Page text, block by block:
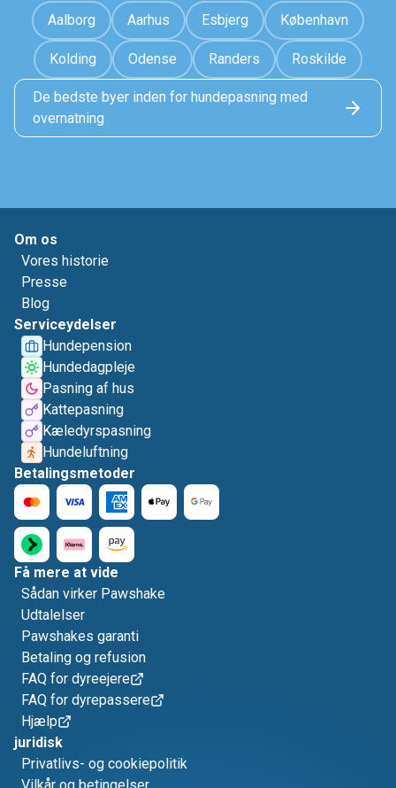
Aalborg Aarhus Esbjerg København
Kolding Odense Randers Roskilde
De bedste byer inden for hundepasning med
overnatning
Om os
Vores historie
Presse
Blog
Serviceydelser
Hundepension
Hundedagpleje
Pasning af hus
Kattepasning
Kæledyrspasning
Hundeluftning
Betalingsmetoder
Få mere at vide
Sådan virker Pawshake
Udtalelser
Pawshakes garanti
Betaling og refusion
FAQ for dyreejere
FAQ for dyrepassere
Hjælp
juridisk
Privatlivs- og cookiepolitik